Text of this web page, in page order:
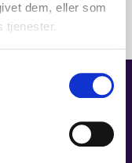
dem, eller som
tjenester.